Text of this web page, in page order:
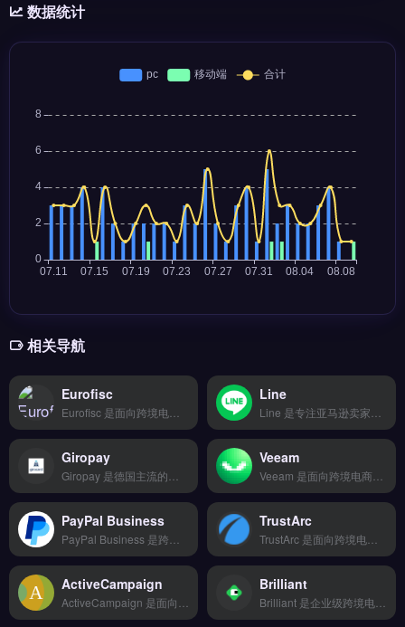
数据统计
相关导航
Eurofisc Line
Giropay Veeam
PayPal Business TrustArc
ActiveCampaign Brilliant